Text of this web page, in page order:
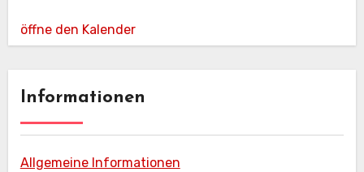
öffne den Kalender
Informationen
Allgemeine Informationen